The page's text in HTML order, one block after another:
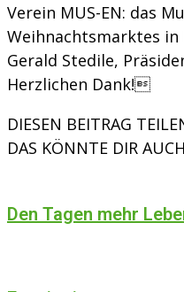
Verein MUS-EN: das
Weihnachtsmarktes in
Gerald Stedile,
Herzlichen Dank!
DIESEN BEITRAG
DAS KÖNNTE DIR
Den Tagen mehr